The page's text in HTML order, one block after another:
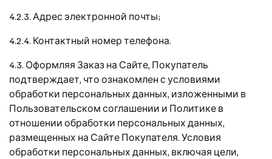
4.2.3. Адрес электронной почты;
4.2.4. Контактный номер телефона.
4.3. Оформляя Заказ на Сайте, Покупатель
подтверждает, что ознакомлен с условиями
обработки персональных данных, изложенными в
Пользовательском соглашении и Политике в
отношении обработки персональных данных,
размещенных на Сайте Покупателя. Условия
обработки персональных данных, включая цели,